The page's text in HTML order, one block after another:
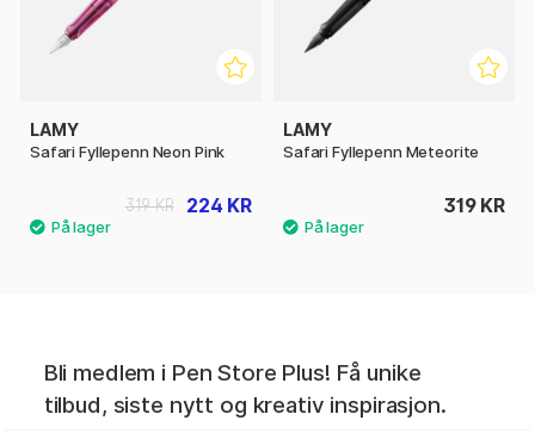
LAMY
Safari Fyllepenn Neon Pink
224 KR
319 KR
LAMY
Safari Fyllepenn Meteorite
319 KR
Bli medlem i Pen Store Plus! Få unike
tilbud, siste nytt og kreativ inspirasjon.